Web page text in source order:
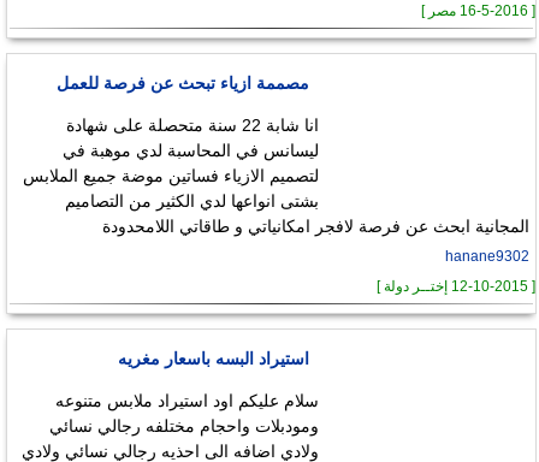
[ 16-5-2016 مصر ]
مصممة ازياء تبحث عن فرصة للعمل
انا شابة 22 سنة متحصلة على شهادة
ليسانس في المحاسبة لدي موهبة في
لتصميم الازياء فساتين موضة جميع الملابس
بشتى انواعها لدي الكثير من التصاميم
المجانية ابحث عن فرصة لافجر امكانياتي و طاقاتي اللامحدودة
hanane9302
[ 12-10-2015 إختــر دولة ]
استيراد البسه باسعار مغريه
سلام عليكم اود استيراد ملابس متنوعه
ومودبلات واحجام مختلفه رجالي نسائي
ولادي اضافه الى احذيه رجالي نسائي ولادي